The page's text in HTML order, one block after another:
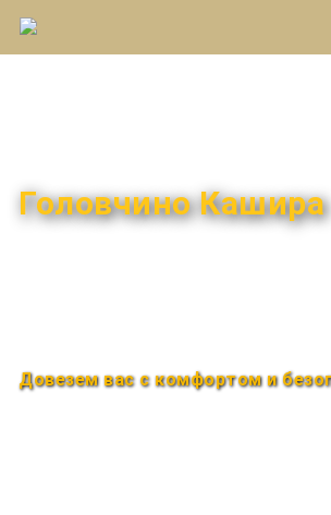
Головчино Кашира
Довезем вас с комфортом и